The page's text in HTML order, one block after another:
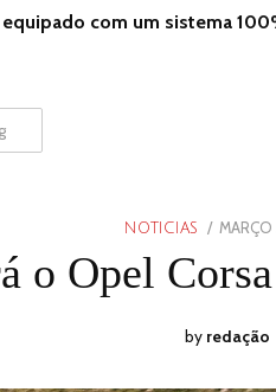
com um sistema
NOTICIAS
POSTED
MARÇO
o Opel
by redação